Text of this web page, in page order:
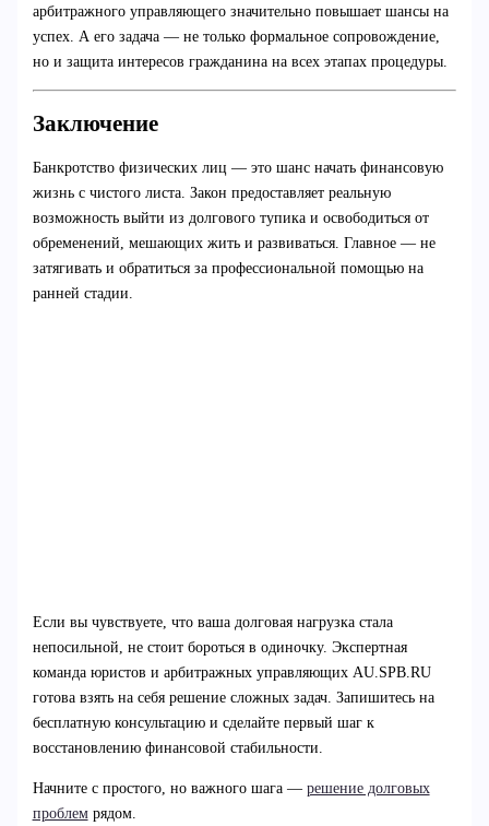
арбитражного управляющего значительно повышает шансы на
успех. А его задача — не только формальное сопровождение,
но и защита интересов гражданина на всех этапах процедуры.
Заключение
Банкротство физических лиц — это шанс начать финансовую
жизнь с чистого листа. Закон предоставляет реальную
возможность выйти из долгового тупика и освободиться от
обременений, мешающих жить и развиваться. Главное — не
затягивать и обратиться за профессиональной помощью на
ранней стадии.
Если вы чувствуете, что ваша долговая нагрузка стала
непосильной, не стоит бороться в одиночку. Экспертная
команда юристов и арбитражных управляющих AU.SPB.RU
готова взять на себя решение сложных задач. Запишитесь на
бесплатную консультацию и сделайте первый шаг к
восстановлению финансовой стабильности.
Начните с простого, но важного шага — решение долговых
проблемрядом.